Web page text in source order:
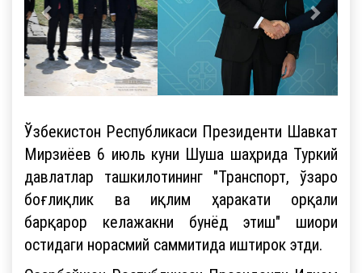
Ўзбекистон Республикаси Президенти Шавкат
Мирзиёев 6 июль куни Шуша шаҳрида Туркий
давлатлар ташкилотининг "Транспорт, ўзаро
боғлиқлик ва иқлим ҳаракати орқали
барқарор келажакни бунёд этиш" шиори
остидаги норасмий саммитида иштирок этди.